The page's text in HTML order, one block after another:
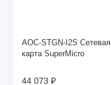
AOC-STGN-I2S Сетевая
карта SuperMicro
44 073 ₽